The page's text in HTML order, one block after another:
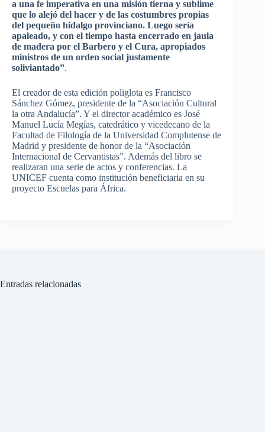
a una fe imperativa en una misión tierna y sublime
que lo alejó del hacer y de las costumbres propias
del pequeño hidalgo provinciano. Luego sería
apaleado, y con el tiempo hasta encerrado en jaula
de madera por el Barbero y el Cura, apropiados
ministros de un orden social justamente
soliviantado”.
El creador de esta edición poliglota es Francisco
Sánchez Gómez, presidente de la “Asociación Cultural
la otra Andalucía”. Y el director académico es José
Manuel Lucía Megías, catedrático y vicedecano de la
Facultad de Filología de la Universidad Complutense de
Madrid y presidente de honor de la “Asociación
Internacional de Cervantistas”. Además del libro se
realizaran una serie de actos y conferencias. La
UNICEF cuenta como institución beneficiaria en su
proyecto Escuelas para África.
Entradas relacionadas